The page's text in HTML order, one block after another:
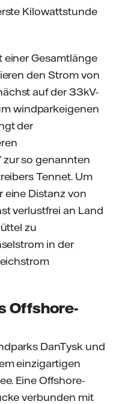
Kilowattstunde
Gesamtlänge
den Strom von
auf der 33kV-
windparkeigenen
der
zur so genannten
Tennet. Um
eine Distanz von
verlustfrei an Land
zu
in der
Offshore-
DanTysk und
einzigartigen
Eine Offshore-
verbunden mit